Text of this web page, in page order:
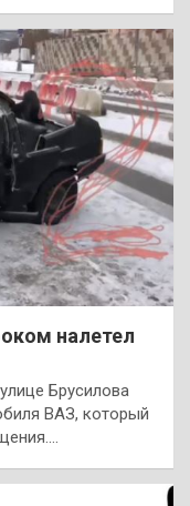
налетел
Брусилова
ВАЗ, который